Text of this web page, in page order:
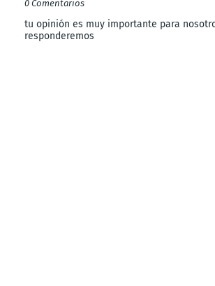
0 Comentarios
tu opinión es muy importante para
responderemos